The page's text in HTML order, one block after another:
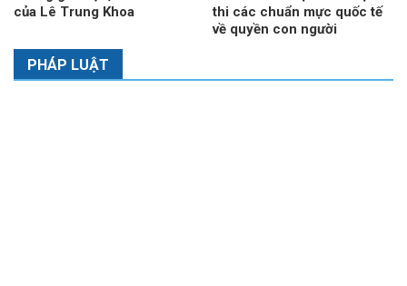
của Lê Trung Khoa
thi các chuẩn mực quốc tế
về quyền con người
PHÁP LUẬT